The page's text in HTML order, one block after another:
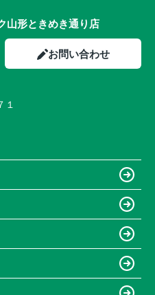
山形ときめき通り店
お問い合わせ
１